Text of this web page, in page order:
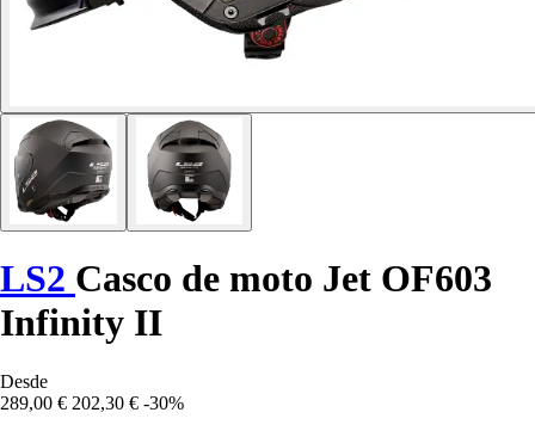
LS2 Casco de moto Jet OF603
Infinity II
Desde
289,00 € 202,30 € -30%